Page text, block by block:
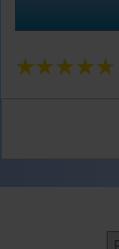
★★★★★